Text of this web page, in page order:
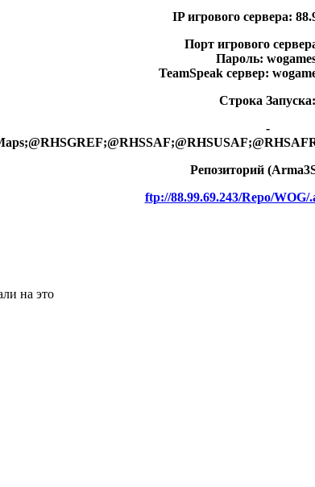
IP игрового сервера:
Порт игрового
Пароль:
TeamSpeak сервер:
Строка Запуска:
-
Репозиторий
ftp://88.99.69.243/Repo/WOG/
на это